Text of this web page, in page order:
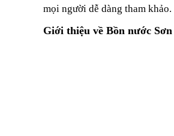
mọi người dễ dàng tham khảo.
Giới thiệu về Bồn nước